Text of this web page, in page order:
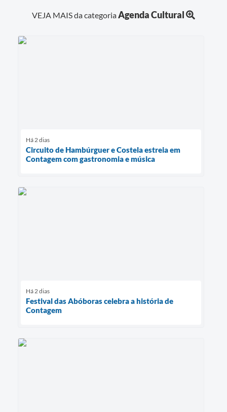
VEJA MAIS da categoriaAgenda Cultural
Há 2 dias
Circuito de Hambúrguer e Costela estreia em
Contagem com gastronomia e música
Há 2 dias
Festival das Abóboras celebra a história de
Contagem